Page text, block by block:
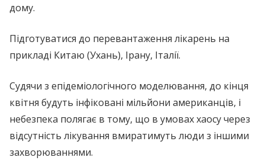
дому.
Підготуватися до перевантаження лікарень на
прикладі Китаю (Ухань), Ірану, Італії.
Судячи з епідеміологічного моделювання, до кінця
квітня будуть інфіковані мільйони американців, і
небезпека полягає в тому, що в умовах хаосу через
відсутність лікування вмиратимуть люди з іншими
захворюваннями.